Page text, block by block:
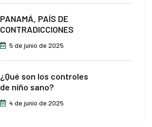
PANAMÁ, PAÍS DE
CONTRADICCIONES
5 de junio de 2025
¿Qué son los controles
de niño sano?
4 de junio de 2025